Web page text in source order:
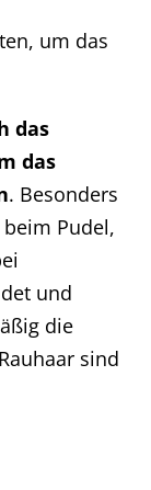
um das
das
das
. Besonders
Pudel,
und
die
sind